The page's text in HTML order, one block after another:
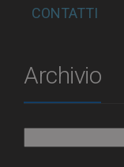
CONTATTI
Archivio